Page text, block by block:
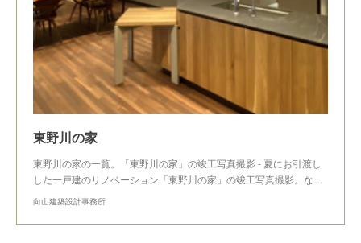
東野川の家
東野川の家の一覧。「東野川の家」の竣工写真撮影 - 夏にお引渡し
した一戸建のリノベーション「東野川の家」の竣工写真撮影。な…
向山建築設計事務所